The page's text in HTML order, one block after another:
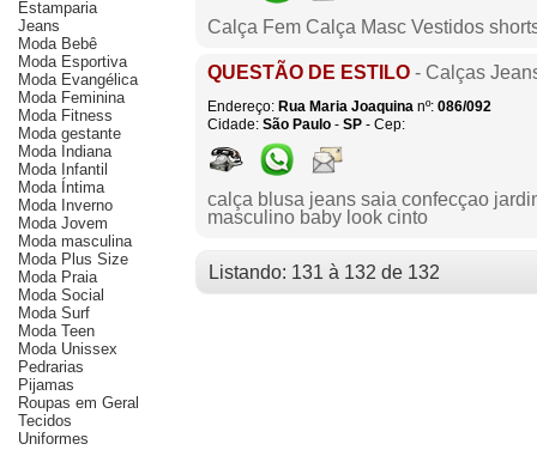
Estamparia
Jeans
Moda Bebê
Moda Esportiva
Moda Evangélica
Moda Feminina
Moda Fitness
Moda gestante
Moda Indiana
Moda Infantil
Moda Íntima
Moda Inverno
Moda Jovem
Moda masculina
Moda Plus Size
Moda Praia
Moda Social
Moda Surf
Moda Teen
Moda Unissex
Pedrarias
Pijamas
Roupas em Geral
Tecidos
Uniformes
Calça Fem Calça Masc Vestidos
QUESTÃO DE ESTILO - Calças
Endereço: Rua Maria Joaquina nº: 086/092
Cidade: São Paulo - SP - Cep:
calça blusa jeans saia confecçao
masculino baby look cinto
Listando: 131 à 132 de 132